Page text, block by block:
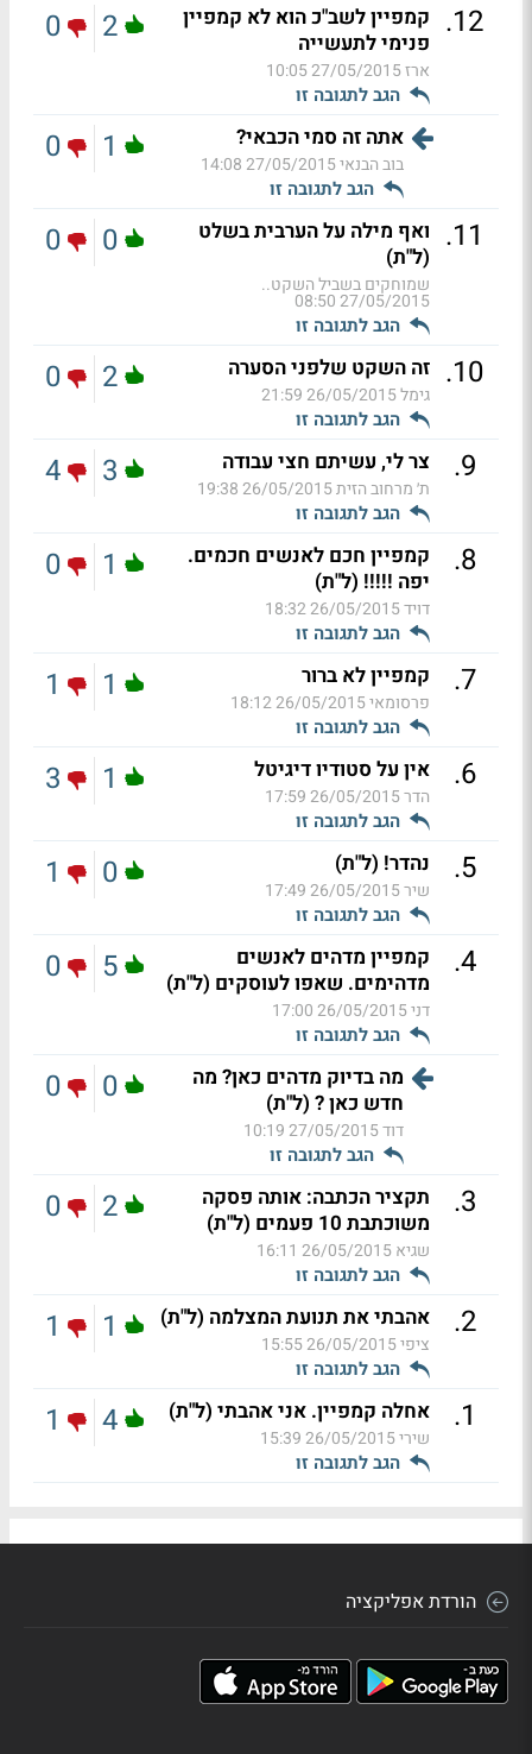
12
. קמפיין לשב"כ הוא לא קמפיין
פנימי לתעשייה
ארז27/05/2015 10:05
הגב לתגובה זו
2
0
אתה זה סמי הכבאי?
בוב הבנאי27/05/2015 14:08
הגב לתגובה זו
1
0
11
. ואף מילה על הערבית בשלט
(ל"ת)
שמוחקים בשביל השקט..
27/05/2015 08:50
הגב לתגובה זו
0
0
10
. זה השקט שלפני הסערה
גימל26/05/2015 21:59
הגב לתגובה זו
2
0
9
. צר לי, עשיתם חצי עבודה
ת׳ מרחוב הזית26/05/2015 19:38
הגב לתגובה זו
3
4
8
.
קמפיין חכם לאנשים חכמים.
יפה !!!!! (ל"ת)
דויד26/05/2015 18:32
הגב לתגובה זו
1
0
7
. קמפיין לא ברור
פרסומאי26/05/2015 18:12
הגב לתגובה זו
1
1
6
. אין על סטודיו דיגיטל
הדר26/05/2015 17:59
הגב לתגובה זו
1
3
5
. נהדר! (ל"ת)
שיר26/05/2015 17:49
הגב לתגובה זו
0
1
4
.
קמפיין מדהים לאנשים
מדהימים. שאפו לעוסקים (ל"ת)
דני26/05/2015 17:00
הגב לתגובה זו
5
0
מה בדיוק מדהים כאן? מה
חדש כאן ? (ל"ת)
דוד27/05/2015 10:19
הגב לתגובה זו
0
0
3
.
תקציר הכתבה: אותה פסקה
משוכתבת 10 פעמים (ל"ת)
שגיא26/05/2015 16:11
הגב לתגובה זו
2
0
2
. אהבתי את תנועת המצלמה (ל"ת)
ציפי26/05/2015 15:55
הגב לתגובה זו
1
1
1
. אחלה קמפיין. אני אהבתי (ל"ת)
שירי26/05/2015 15:39
הגב לתגובה זו
4
1
הורדת אפליקציה